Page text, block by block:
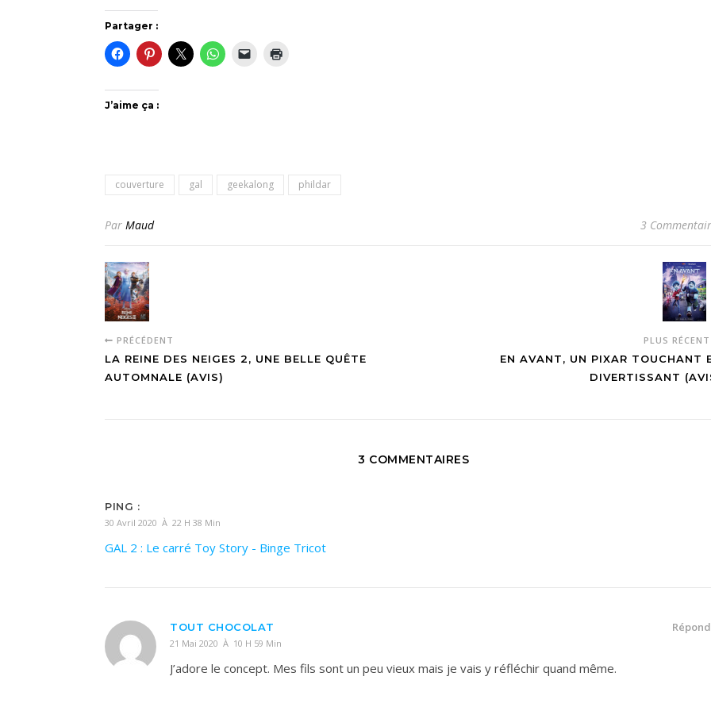
Partager :
J’aime ça :
couverture gal geekalong phildar
Par Maud 3
PRÉCÉDENT
LA REINE DES NEIGES 2, UNE BELLE QUÊTE
AUTOMNALE (AVIS)
PLUS
EN AVANT, UN PIXAR TOUCHANT
DIVERTISSANT
3 COMMENTAIRES
PING :
30 Avril 2020 À 22 H 38 Min
GAL 2 : Le carré Toy Story - Binge Tricot
TOUT CHOCOLAT
21 Mai 2020 À 10 H 59 Min
J’adore le concept. Mes fils sont un peu vieux mais je vais y réfléchir quand même.